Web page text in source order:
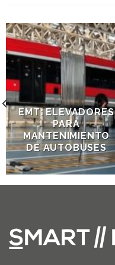
EMT: ELEVADORES
PARA
MANTENIMIENTO
DE AUTOBUSES